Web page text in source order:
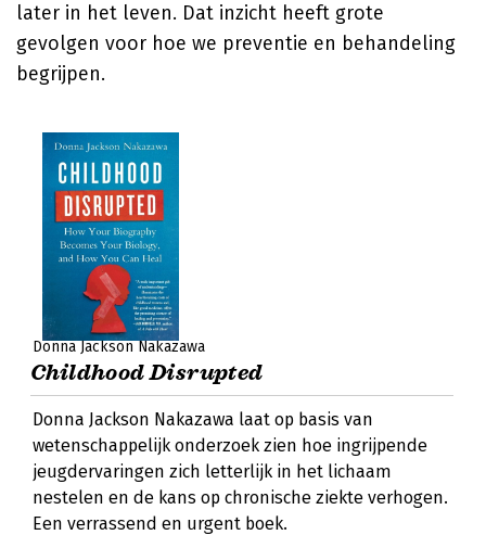
later in het leven. Dat inzicht heeft grote
gevolgen voor hoe we preventie en behandeling
begrijpen.
Donna Jackson Nakazawa
Childhood Disrupted
Donna Jackson Nakazawa laat op basis van
wetenschappelijk onderzoek zien hoe ingrijpende
jeugdervaringen zich letterlijk in het lichaam
nestelen en de kans op chronische ziekte verhogen.
Een verrassend en urgent boek.